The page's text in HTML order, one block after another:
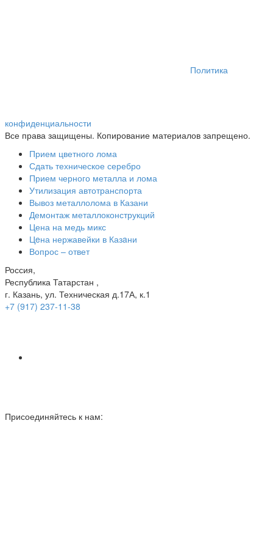
Политика
конфиденциальности
Все права защищены. Копирование материалов запрещено.
Прием цветного лома
Сдать техническое серебро
Прием черного металла и лома
Утилизация автотранспорта
Вывоз металлолома в Казани
Демонтаж металлоконструкций
Цена на медь микс
Цeна нержавейки в Казaни
Вопрос – ответ
Россия,
Республика Татарстан ,
г. Казань, ул. Техническая д.17А, к.1
+7 (917) 237-11-38
Присоединяйтесь к нам: